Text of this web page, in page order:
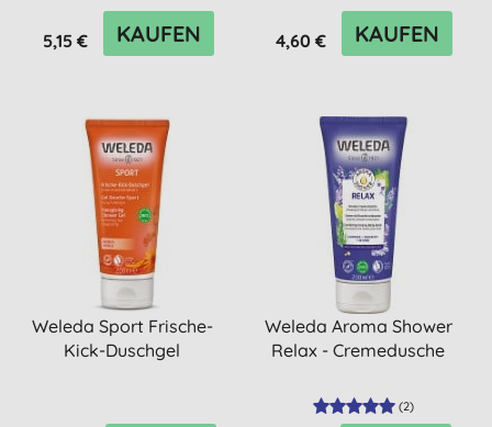
5,15 € KAUFEN 4,60 € KAUFEN
Weleda Sport Frische-
Kick-Duschgel
Weleda Aroma Shower
Relax - Cremedusche
(2)